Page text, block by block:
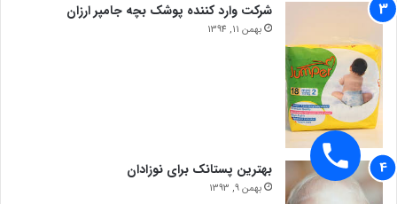
شرکت وارد کننده پوشک بچه جامپر ارزان
بهمن 11, 1394
بهترین پستانک برای نوزادان
بهمن 9, 1393